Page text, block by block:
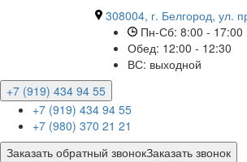
308004, г. Белгород, ул.
Пн-Сб: 8:00 - 17:00
Обед: 12:00 - 12:30
ВС: выходной
+7 (919) 434 94 55
+7 (919) 434 94 55
+7 (980) 370 21 21
Заказать обратный звонокЗаказать звонок